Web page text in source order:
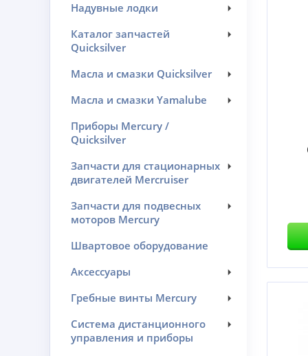
Надувные лодки
Каталог запчастей
Quicksilver
Масла и смазки Quicksilver
Масла и смазки Yamalube
Приборы Mercury /
Quicksilver
Запчасти для стационарных
двигателей Mercruiser
Запчасти для подвесных
моторов Mercury
Швартовое оборудование
Аксессуары
Гребные винты Mercury
Система дистанционного
управления и приборы